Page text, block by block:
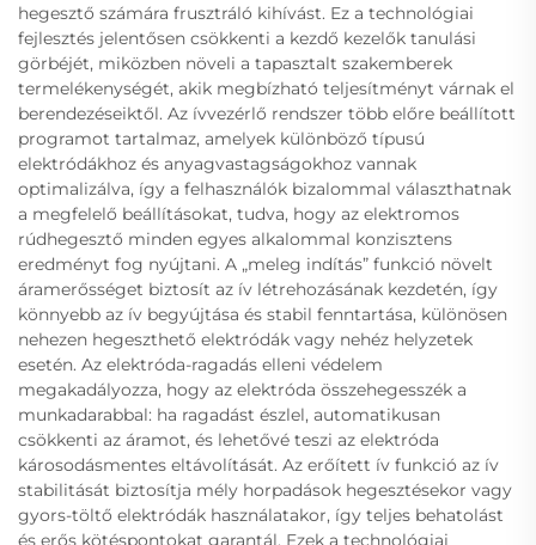
hegesztő számára frusztráló kihívást. Ez a technológiai
fejlesztés jelentősen csökkenti a kezdő kezelők tanulási
görbéjét, miközben növeli a tapasztalt szakemberek
termelékenységét, akik megbízható teljesítményt várnak el
berendezéseiktől. Az ívvezérlő rendszer több előre beállított
programot tartalmaz, amelyek különböző típusú
elektródákhoz és anyagvastagságokhoz vannak
optimalizálva, így a felhasználók bizalommal választhatnak
a megfelelő beállításokat, tudva, hogy az elektromos
rúdhegesztő minden egyes alkalommal konzisztens
eredményt fog nyújtani. A „meleg indítás” funkció növelt
áramerősséget biztosít az ív létrehozásának kezdetén, így
könnyebb az ív begyújtása és stabil fenntartása, különösen
nehezen hegeszthető elektródák vagy nehéz helyzetek
esetén. Az elektróda-ragadás elleni védelem
megakadályozza, hogy az elektróda összehegesszék a
munkadarabbal: ha ragadást észlel, automatikusan
csökkenti az áramot, és lehetővé teszi az elektróda
károsodásmentes eltávolítását. Az erőített ív funkció az ív
stabilitását biztosítja mély horpadások hegesztésekor vagy
gyors-töltő elektródák használatakor, így teljes behatolást
és erős kötéspontokat garantál. Ezek a technológiai